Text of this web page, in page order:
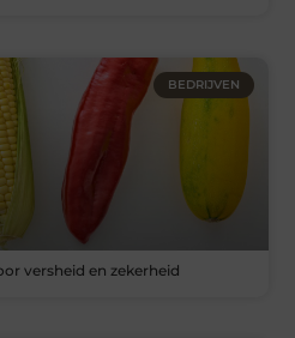
BEDRIJVEN
versheid en zekerheid